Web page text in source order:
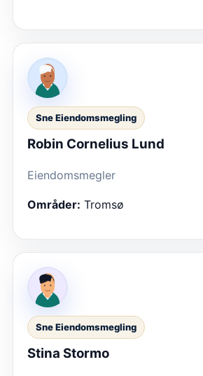
Sne Eiendomsmegling
Robin Cornelius Lund
Eiendomsmegler
Områder: Tromsø
Sne Eiendomsmegling
Stina Stormo